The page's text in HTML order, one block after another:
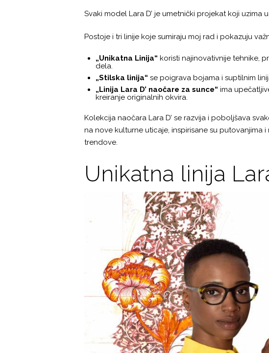
Svaki model Lara D’ je umetnički projekat koji uzima
Postoje i tri linije koje sumiraju moj rad i pokazuju
„Unikatna Linija“ koristi najinovativnije tehnike,
dela.
„Stilska linija“ se poigrava bojama i suptilnim
„Linija Lara D’ naočare za sunce“ ima
kreiranje originalnih okvira.
Kolekcija naočara Lara D’ se razvija i poboljšava
na nove kulturne uticaje, inspirisane su putovanjima
trendove.
Unikatna linija